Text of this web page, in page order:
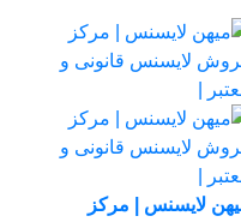
لایسنس | مرکز